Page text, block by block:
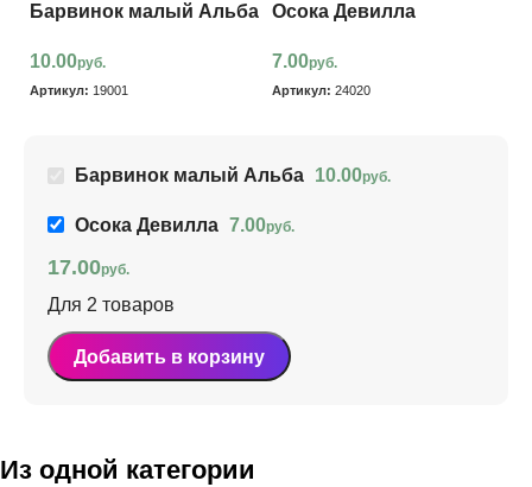
Барвинок малый Альба
10.00руб.
Артикул: 19001
Осока Девилла
7.00руб.
Артикул: 24020
Барвинок малый Альба 10.00руб.
Осока Девилла 7.00руб.
17.00руб.
Для 2 товаров
Добавить в корзину
Из одной категории